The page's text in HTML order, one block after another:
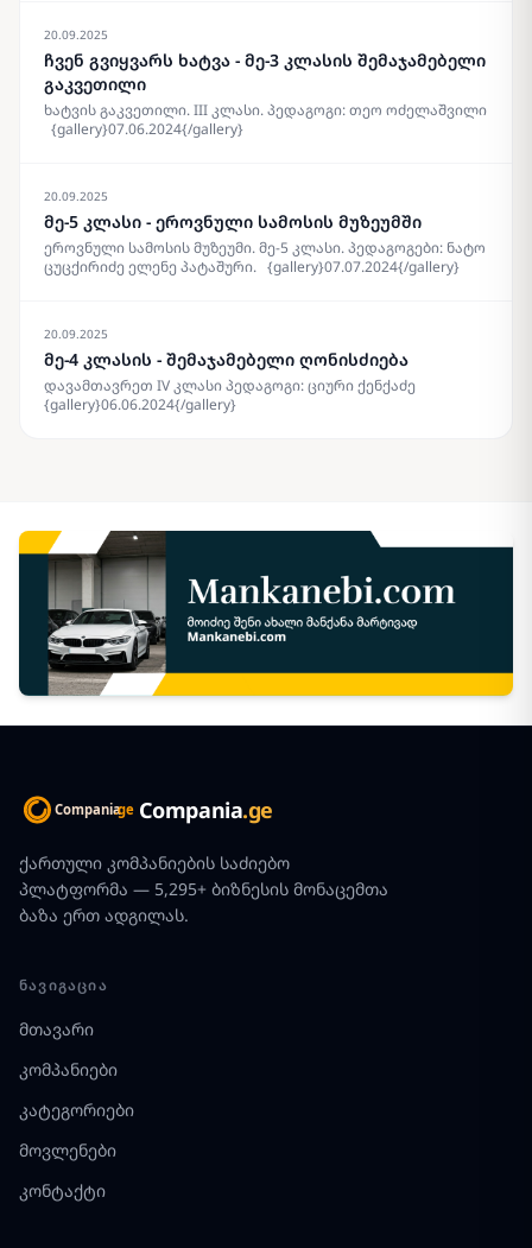
20.09.2025
ჩვენ გვიყვარს ხატვა - მე-3 კლასის შემაჯამებელი
გაკვეთილი
ხატვის გაკვეთილი. III კლასი. პედაგოგი: თეო ოძელაშვილი
{gallery}07.06.2024{/gallery}
20.09.2025
მე-5 კლასი - ეროვნული სამოსის მუზეუმში
ეროვნული სამოსის მუზეუმი. მე-5 კლასი. პედაგოგები: ნატო
ცუცქირიძე ელენე პატაშური. {gallery}07.07.2024{/gallery}
20.09.2025
მე-4 კლასის - შემაჯამებელი ღონისძიება
დავამთავრეთ IV კლასი პედაგოგი: ციური ქენქაძე
{gallery}06.06.2024{/gallery}
Compania.ge
ქართული კომპანიების საძიებო
პლატფორმა — 5,295+ ბიზნესის მონაცემთა
ბაზა ერთ ადგილას.
ᲜᲐᲕᲘᲒᲐᲪᲘᲐ
მთავარი
კომპანიები
კატეგორიები
მოვლენები
კონტაქტი